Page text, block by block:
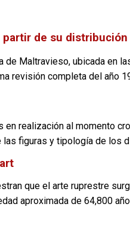
partir de su
Maltravieso, ubicada en
revisión completa del año
realización al momento
figuras y tipología de los
que el arte ruprestre
aproximada de 64,800